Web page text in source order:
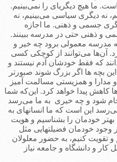
ما هیچ دیگری­ای را نمی‌بینیم.
نه دیگری سیاسی می‌بینیم، نه
جسمی و ذهنی. ما اجازه
و ذهنی حتی در مدرسه ببینند.
مدرسه معمولی برود چه خیر و
آن‌ها می‌توانند از کوچکی کسی
که فقط خودشان آدم نیستند و
بچه ها اگر بزرگ شوند صبورتر
مدارا و همزیستی مسالمت آمیز
کاهش پیدا خواهد کرد. این‌که شما
شود و چه خیری به ما می‌رسد
این است که ما انسانهای به
خودمان را بشناسیم و هویت
وجود خودمان فضیلتهایی مثل
تقویت کنیم، به حضور معلولان
و دانشگاه و جامعه نیاز